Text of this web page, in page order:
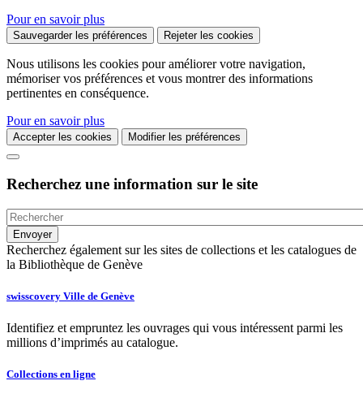
Pour en savoir plus
Sauvegarder les préférences Rejeter les cookies
Nous utilisons les cookies pour améliorer votre navigation,
mémoriser vos préférences et vous montrer des informations
pertinentes en conséquence.
Pour en savoir plus
Accepter les cookies Modifier les préférences
Recherchez une information sur le site
Recherchez également sur les sites de collections et les catalogues de
la Bibliothèque de Genève
swisscovery Ville de Genève
Identifiez et empruntez les ouvrages qui vous intéressent parmi les
millions d’imprimés au catalogue.
Collections en ligne